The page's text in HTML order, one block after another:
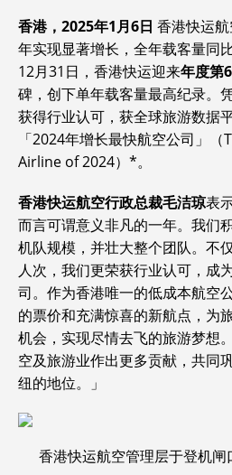
香港，2025年1月6日 香港快运
年实现显著增长，全年载客量同
12月31日，香港快运迎来年度第
碑，创下单年载客量最高纪录。
获得行业认可，获全球旅游数据
「2024年增长最快航空公司」
Airline of 2024）*。
香港快运航空行政总裁毛洁琼表
而言可谓意义非凡的一年。我们
机队规模，并壮大整个团队。不
人次，我们更荣获行业认可，成
司。作为香港唯一的低成本航空
的票价和充满惊喜的新航点，为
机会，实现尽情去飞的旅游梦想
空及旅游业作出更多贡献，共同
纽的地位。」
香港快运航空管理层于登机